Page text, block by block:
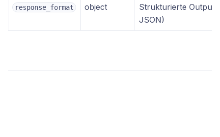
response_format object
Strukturierte Outputs
JSON)